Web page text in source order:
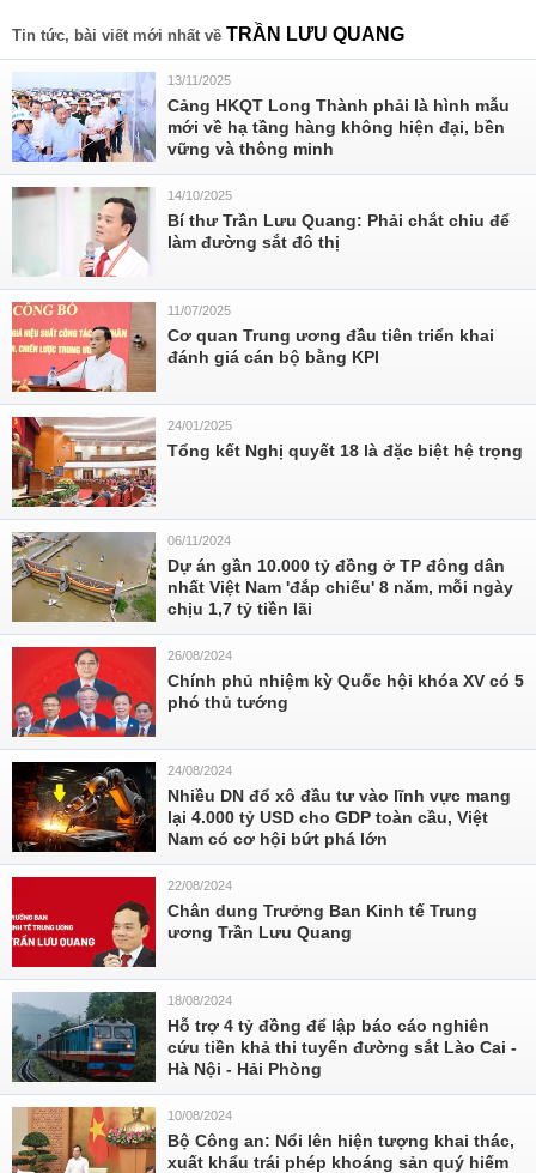
Tin tức, bài viết mới nhất về TRẦN LƯU QUANG
13/11/2025
Cảng HKQT Long Thành phải là hình mẫu
mới về hạ tầng hàng không hiện đại, bền
vững và thông minh
14/10/2025
Bí thư Trần Lưu Quang: Phải chắt chiu để
làm đường sắt đô thị
11/07/2025
Cơ quan Trung ương đầu tiên triển khai
đánh giá cán bộ bằng KPI
24/01/2025
Tổng kết Nghị quyết 18 là đặc biệt hệ trọng
06/11/2024
Dự án gần 10.000 tỷ đồng ở TP đông dân
nhất Việt Nam 'đắp chiếu' 8 năm, mỗi ngày
chịu 1,7 tỷ tiền lãi
26/08/2024
Chính phủ nhiệm kỳ Quốc hội khóa XV có 5
phó thủ tướng
24/08/2024
Nhiều DN đổ xô đầu tư vào lĩnh vực mang
lại 4.000 tỷ USD cho GDP toàn cầu, Việt
Nam có cơ hội bứt phá lớn
22/08/2024
Chân dung Trưởng Ban Kinh tế Trung
ương Trần Lưu Quang
18/08/2024
Hỗ trợ 4 tỷ đồng để lập báo cáo nghiên
cứu tiền khả thi tuyến đường sắt Lào Cai -
Hà Nội - Hải Phòng
10/08/2024
Bộ Công an: Nổi lên hiện tượng khai thác,
xuất khẩu trái phép khoáng sản quý hiếm